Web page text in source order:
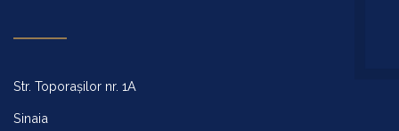
Str. Toporașilor nr. 1A
Sinaia